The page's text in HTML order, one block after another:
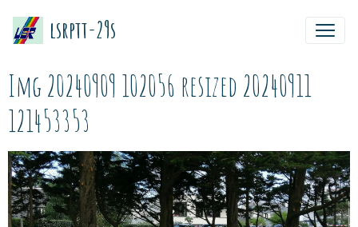
lsrptt-29s
Img 20240909 102056 resized 20240911
121453353